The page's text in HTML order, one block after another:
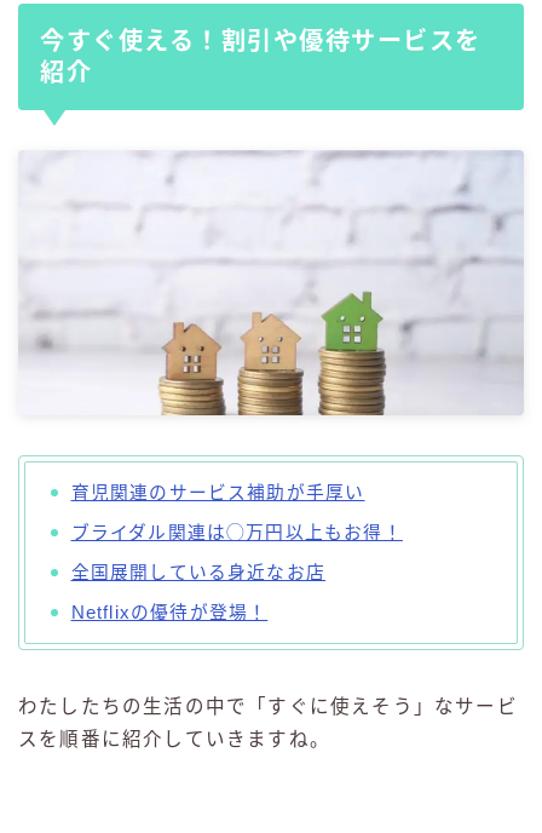
今すぐ使える！割引や優待サービスを
紹介
育児関連のサービス補助が手厚い
ブライダル関連は◯万円以上もお得！
全国展開している身近なお店
Netflixの優待が登場！
わたしたちの生活の中で「すぐに使えそう」なサービ
スを順番に紹介していきますね。